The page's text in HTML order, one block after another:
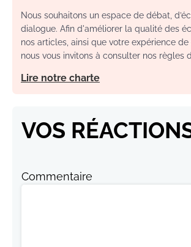
Nous souhaitons un espace de débat,
dialogue. Afin d'améliorer la qualité des
nos articles, ainsi que votre expérience de
nous vous invitons à consulter nos règles
Lire notre charte
VOS
Commentaire